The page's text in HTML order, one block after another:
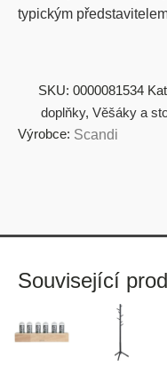
typickým
SKU: 0000081534
doplňky, Věšáky a
Výrobce: Scandi
Související